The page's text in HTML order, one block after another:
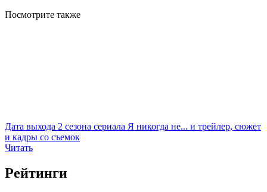
Посмотрите также
Дата выхода 2 сезона сериала Я никогда не... и трейлер, сюжет
и кадры со съемок
Читать
Рейтинги